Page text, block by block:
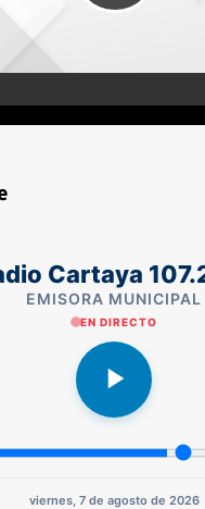
Cartaya
EMISORA MUNICIPAL
EN DIRECTO
viernes, 7 de agosto de 2026